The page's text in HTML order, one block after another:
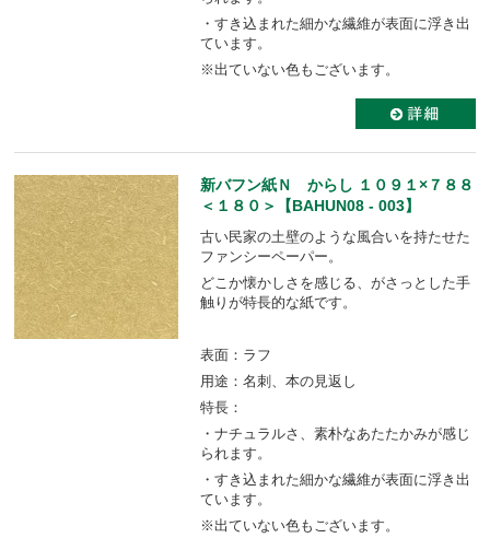
・すき込まれた細かな繊維が表面に浮き出
ています。
※出ていない色もございます。
新バフン紙Ｎ からし １０９１×７８８
＜１８０＞【BAHUN08 - 003】
古い民家の土壁のような風合いを持たせた
ファンシーペーパー。
どこか懐かしさを感じる、がさっとした手
触りが特長的な紙です。
表面：ラフ
用途：名刺、本の見返し
特長：
・ナチュラルさ、素朴なあたたかみが感じ
られます。
・すき込まれた細かな繊維が表面に浮き出
ています。
※出ていない色もございます。